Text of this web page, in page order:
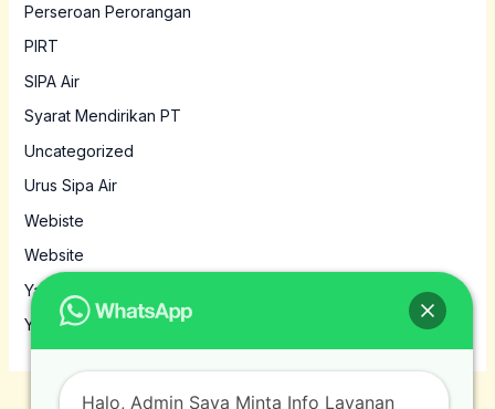
Perseroan Perorangan
PIRT
SIPA Air
Syarat Mendirikan PT
Uncategorized
Urus Sipa Air
Webiste
Website
Yayasan
Yayasan MBG
Halo, Admin Saya Minta Info Layanan